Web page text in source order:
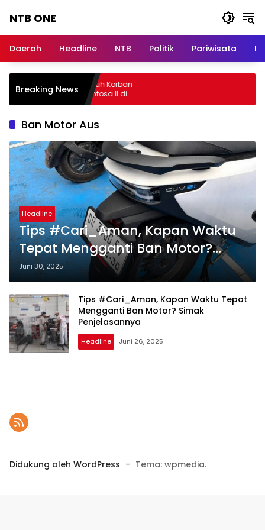
NTB ONE
dan
Lombok
Daerah Headline NTB Politik Pariwisata
Breaking News
Raharja Jamin Seluruh Korban
KM Mutiara Sentosa II di
Sumenep
Ban Motor Aus
Headline
Tips #Cari_Aman, Kapan Waktu
Tepat Mengganti Ban Motor?
Simak Penjelasannya
Juni 30, 2025
Tips #Cari_Aman, Kapan Waktu Tepat
Mengganti Ban Motor? Simak
Penjelasannya
Headline Juni 26, 2025
Didukung oleh WordPress - Tema: wpmedia.